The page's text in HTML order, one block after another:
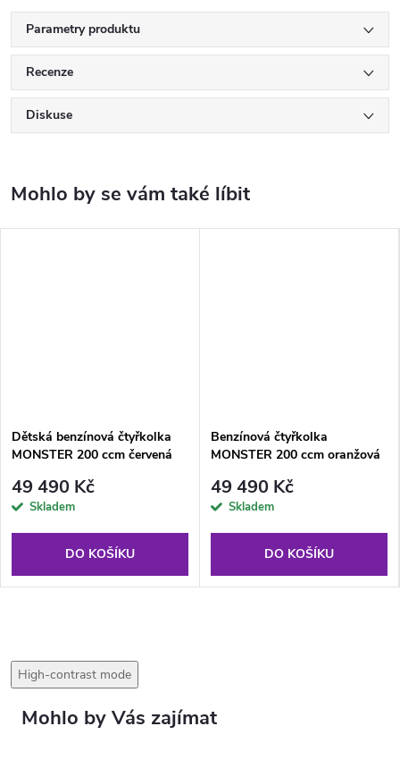
Parametry produktu
Recenze
Diskuse
Dětská benzínová čtyřkolka
MONSTER 200 ccm červená
49 490 Kč
Skladem
DO KOŠÍKU
Benzínová čtyřkolka
MONSTER 200 ccm oranžová
49 490 Kč
Skladem
DO KOŠÍKU
High-contrast mode